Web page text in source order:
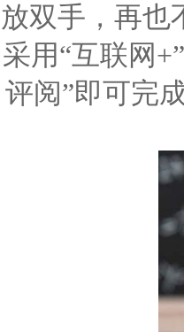
放双手，再也
采用“互联网+
评阅”即可完